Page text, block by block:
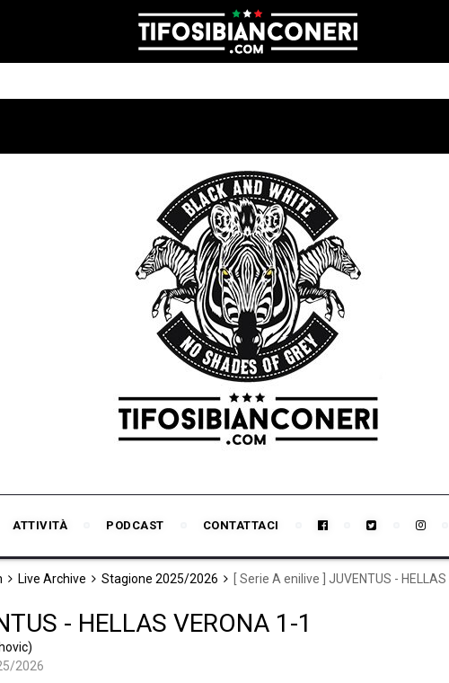
ATTIVITÀ PODCAST CONTATTACI
Live Archive Stagione 2025/2026 [ Serie A enilive ] JUVENTUS - HELLAS
- HELLAS VERONA 1-1
2026